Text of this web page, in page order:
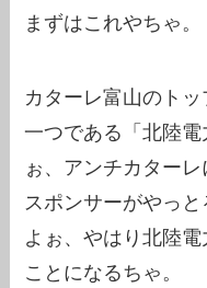
まずはこれやちゃ。
カターレ富山のト
一つである「北陸
ぉ、アンチカター
スポンサーがやっ
よぉ、やはり北陸
ことになるちゃ。